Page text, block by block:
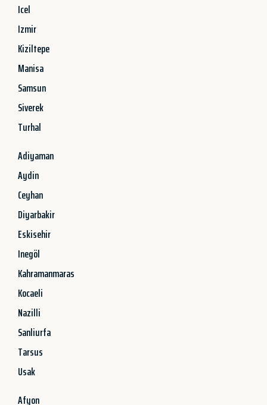
Icel
Izmir
Kiziltepe
Manisa
Samsun
Siverek
Turhal
Adiyaman
Aydin
Ceyhan
Diyarbakir
Eskisehir
Inegöl
Kahramanmaras
Kocaeli
Nazilli
Sanliurfa
Tarsus
Usak
Afyon